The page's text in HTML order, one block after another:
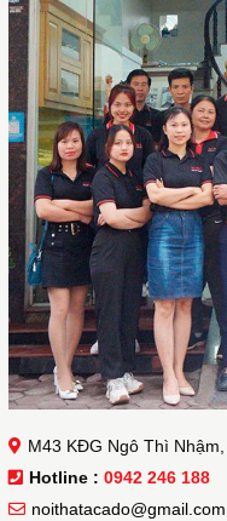
M43 KĐG Ngô Thì
Hotline : 0942 246 188
noithatacado@gmail.com